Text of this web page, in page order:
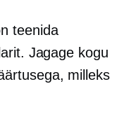
teenida
Jagage kogu
milleks